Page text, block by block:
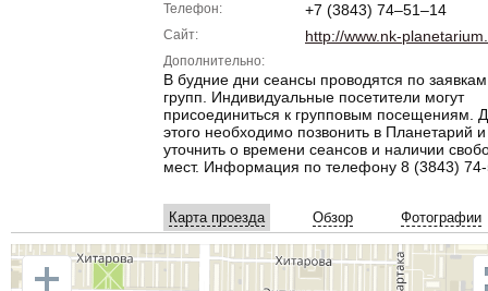
Телефон: +7 (3843) 74‒51‒14
Сайт: http://www.nk-
Дополнительно:
В будние дни сеансы проводятся по заявкам
групп. Индивидуальные посетители могут
присоединиться к групповым посещениям.
этого необходимо позвонить в Планетарий и
уточнить о времени сеансов и наличии
мест. Информация по телефону 8 (3843)
Карта проезда Обзор Фотографии